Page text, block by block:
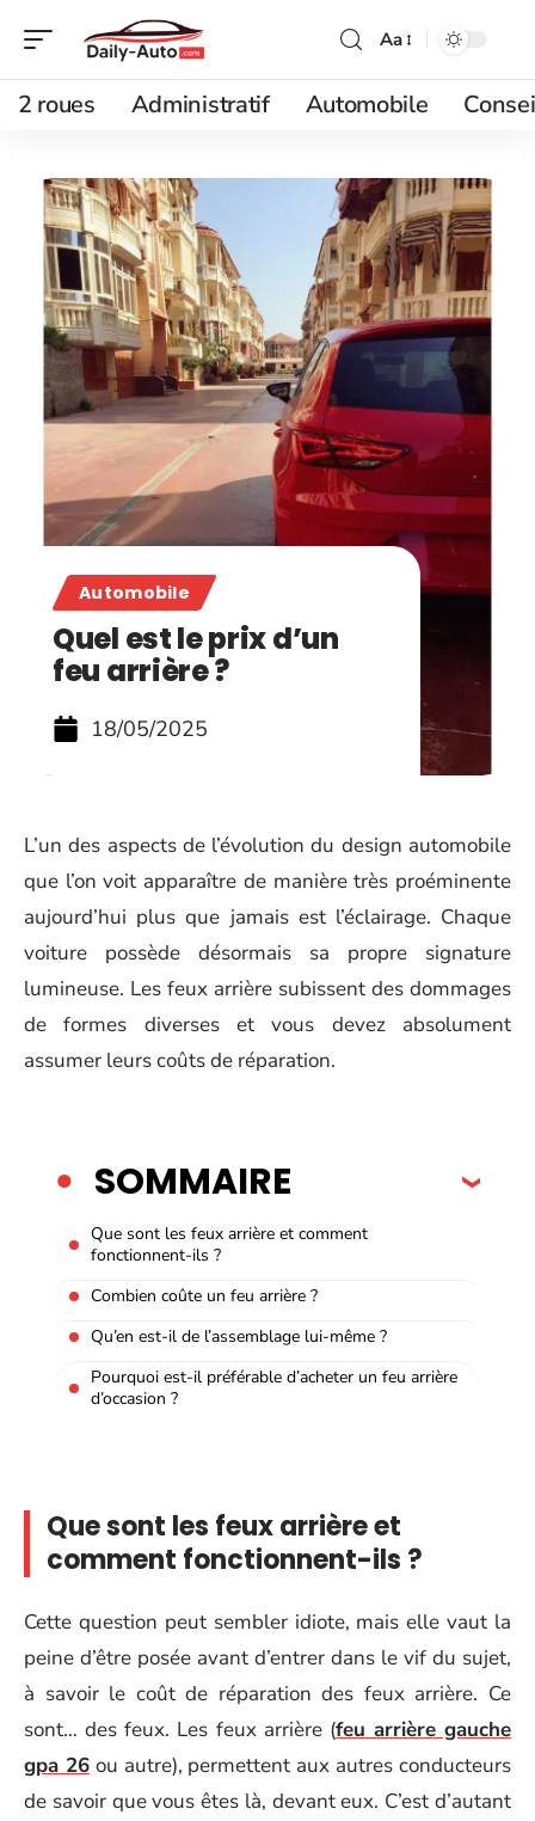
Aa
2 roues Administratif Automobile
Automobile
Quel est le prix d’un
feu arrière ?
18/05/2025
L’un des aspects de l’évolution du design automobile
que l’on voit apparaître de manière très proéminente
aujourd’hui plus que jamais est l’éclairage. Chaque
voiture possède désormais sa propre signature
lumineuse. Les feux arrière subissent des dommages
de formes diverses et vous devez absolument
assumer leurs coûts de réparation.
SOMMAIRE
Que sont les feux arrière et comment
fonctionnent-ils ?
Combien coûte un feu arrière ?
Qu’en est-il de l’assemblage lui-même ?
Pourquoi est-il préférable d’acheter un feu arrière
d’occasion ?
Que sont les feux arrière et
comment fonctionnent-ils ?
Cette question peut sembler idiote, mais elle vaut la
peine d’être posée avant d’entrer dans le vif du sujet,
à savoir le coût de réparation des feux arrière. Ce
sont… des feux. Les feux arrière (feu arrière gauche
gpa 26ou autre), permettent aux autres conducteurs
de savoir que vous êtes là, devant eux. C’est d’autant